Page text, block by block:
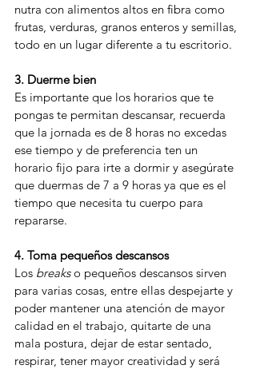
nutra con alimentos altos en fibra como
frutas, verduras, granos enteros y semillas,
todo en un lugar diferente a tu escritorio.
3. Duerme bien
Es importante que los horarios que te
pongas te permitan descansar, recuerda
que la jornada es de 8 horas no excedas
ese tiempo y de preferencia ten un
horario fijo para irte a dormir y asegúrate
que duermas de 7 a 9 horas ya que es el
tiempo que necesita tu cuerpo para
repararse.
4. Toma pequeños descansos
Los breaks o pequeños descansos sirven
para varias cosas, entre ellas despejarte y
poder mantener una atención de mayor
calidad en el trabajo, quitarte de una
mala postura, dejar de estar sentado,
respirar, tener mayor creatividad y será